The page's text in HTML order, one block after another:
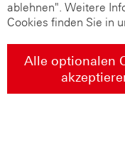
ablehnen". Weitere
Cookies finden Sie in
Alle optionalen